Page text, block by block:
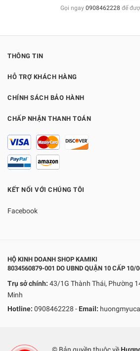
Gọi ngay 0908462228 để
THÔNG TIN
HỖ TRỢ KHÁCH HÀNG
CHÍNH SÁCH BẢO HÀNH
CHẤP NHẬN THANH TOÁN
KẾT NỐI VỚI CHÚNG TÔI
Facebook
HỘ KINH DOANH SHOP KAMIKI
8034560879-001 DO UBND QUẬN 10 CẤP 10/
Trụ sở chính: 43/1G Thành Thái, Phường
Minh
Hotline: 0908462228 - Email: